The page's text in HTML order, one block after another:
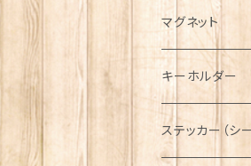
キャスケット
ディアストーカー
ニット帽
タータン【
タータン【
ボタンラップマフ
サッシュ
スカーフ
ファッションマ
チャーム
その他のアクセ
ラブスプーン【
ラブスプーン【
ファブリック
ペーパーナプキ
ティーコジー
その他テーブル
ジェネラルデザ
乗り物
動物＆植物
ミリタリー
NAVY
ピューター
マグネット
キーホルダー
ステッカー（シー